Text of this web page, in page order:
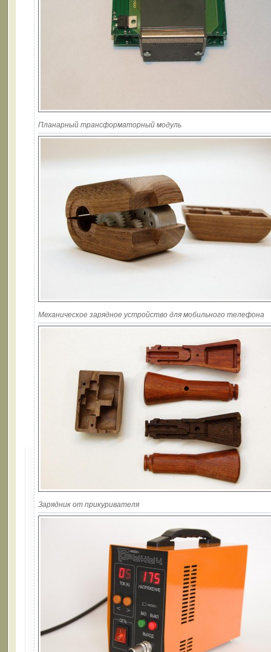
Планарный трансформаторный модуль
Механическое зарядное устройство для мобильного телефона
Зарядник от прикуривателя